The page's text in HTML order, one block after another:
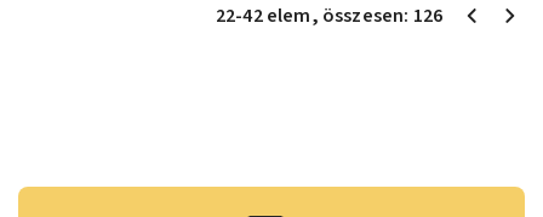
22-42elem, összesen: 126